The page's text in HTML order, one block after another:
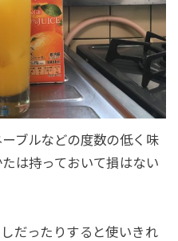
ブルなどの度数の低く味
は持っておいて損はない
だったりすると使いきれ